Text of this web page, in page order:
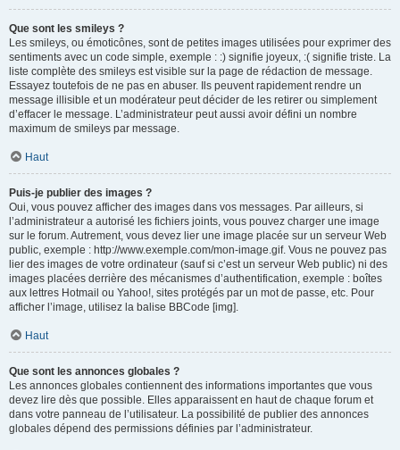
Que sont les smileys ?
Les smileys, ou émoticônes, sont de petites images utilisées pour exprimer des
sentiments avec un code simple, exemple : :) signifie joyeux, :( signifie triste. La
liste complète des smileys est visible sur la page de rédaction de message.
Essayez toutefois de ne pas en abuser. Ils peuvent rapidement rendre un
message illisible et un modérateur peut décider de les retirer ou simplement
d’effacer le message. L’administrateur peut aussi avoir défini un nombre
maximum de smileys par message.
Haut
Puis-je publier des images ?
Oui, vous pouvez afficher des images dans vos messages. Par ailleurs, si
l’administrateur a autorisé les fichiers joints, vous pouvez charger une image
sur le forum. Autrement, vous devez lier une image placée sur un serveur Web
public, exemple : http://www.exemple.com/mon-image.gif. Vous ne pouvez pas
lier des images de votre ordinateur (sauf si c’est un serveur Web public) ni des
images placées derrière des mécanismes d’authentification, exemple : boîtes
aux lettres Hotmail ou Yahoo!, sites protégés par un mot de passe, etc. Pour
afficher l’image, utilisez la balise BBCode [img].
Haut
Que sont les annonces globales ?
Les annonces globales contiennent des informations importantes que vous
devez lire dès que possible. Elles apparaissent en haut de chaque forum et
dans votre panneau de l’utilisateur. La possibilité de publier des annonces
globales dépend des permissions définies par l’administrateur.